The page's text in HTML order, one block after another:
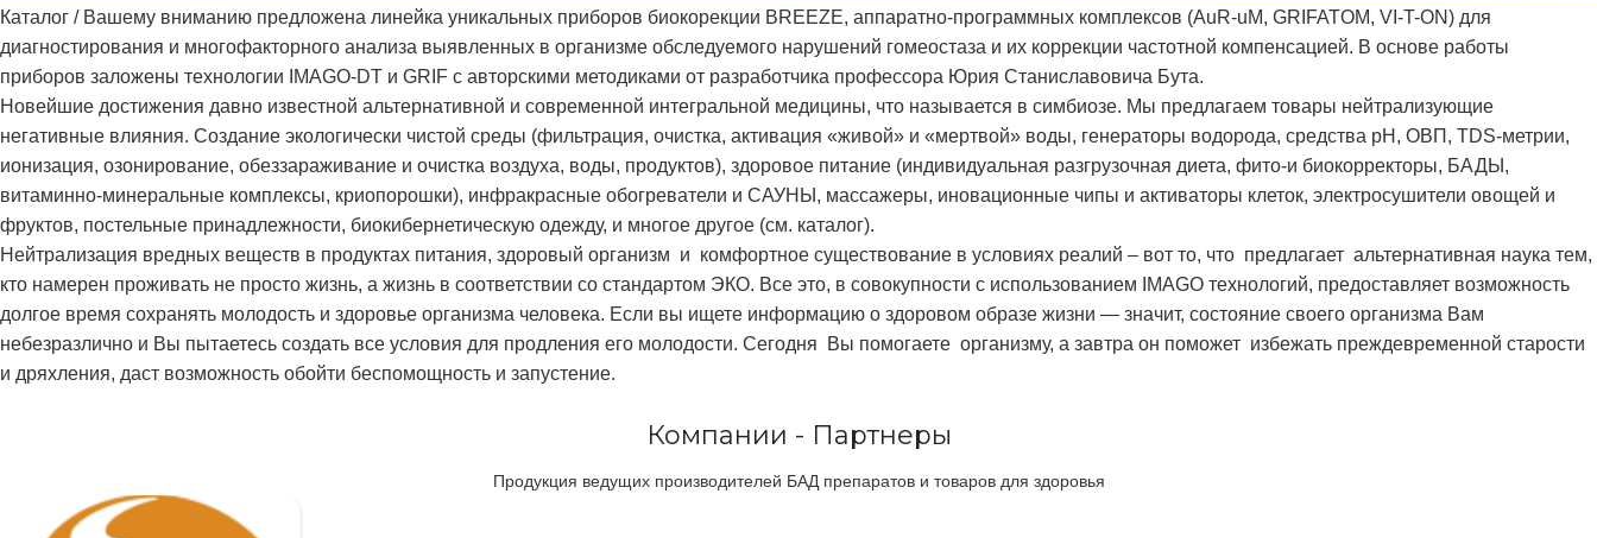
Каталог / Вашему вниманию предложена линейка уникальных приборов биокорекции BREEZE, аппаратно-программных комплексов (AuR-uM, GRIFATOM, VI-T-ON) для
диагностирования и многофакторного анализа выявленных в организме обследуемого нарушений гомеостаза и их коррекции частотной компенсацией. В основе работы
приборов заложены технологии IMAGO-DT и GRIF c авторскими методиками от разработчика профессора Юрия Станиславовича Бута.
Новейшие достижения давно известной альтернативной и современной интегральной медицины, что называется в симбиозе. Мы предлагаем товары нейтрализующие
негативные влияния. Создание экологически чистой среды (фильтрация, очистка, активация «живой» и «мертвой» воды, генераторы водорода, средства рН, ОВП, TDS-метрии,
ионизация, озонирование, обеззараживание и очистка воздуха, воды, продуктов), здоровое питание (индивидуальная разгрузочная диета, фито-и биокорректоры, БАДЫ,
витаминно-минеральные комплексы, криопорошки), инфракрасные обогреватели и САУНЫ, массажеры, иновационные чипы и активаторы клеток, электросушители овощей и
фруктов, постельные принадлежности, биокибернетическую одежду, и многое другое (см. каталог).
Нейтрализация вредных веществ в продуктах питания, здоровый организм и комфортное существование в условиях реалий – вот то, что предлагает альтернативная наука тем,
кто намерен проживать не просто жизнь, а жизнь в соответствии со стандартом ЭКО. Все это, в совокупности с использованием IMAGO технологий, предоставляет возможность
долгое время сохранять молодость и здоровье организма человека. Если вы ищете информацию о здоровом образе жизни — значит, состояние своего организма Вам
небезразлично и Вы пытаетесь создать все условия для продления его молодости. Сегодня Вы помогаете организму, а завтра он поможет избежать преждевременной старости
и дряхления, даст возможность обойти беспомощность и запустение.
Компании - Партнеры
Продукция ведущих производителей БАД препаратов и товаров для здоровья